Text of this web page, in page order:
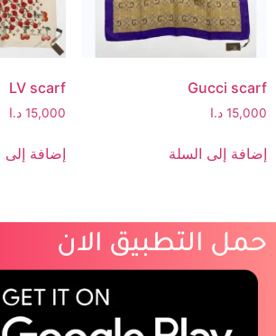
Gucci scarf
15,000 د.ا
إضافة إلى السلة
LV scarf
15,000 د.ا
إضافة إلى
حمل التطبيق الان